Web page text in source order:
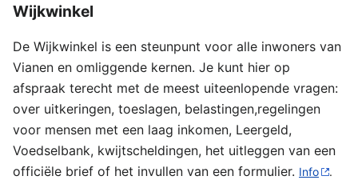
Wijkwinkel
De Wijkwinkel is een steunpunt voor alle inwoners van
Vianen en omliggende kernen. Je kunt hier op
afspraak terecht met de meest uiteenlopende vragen:
over uitkeringen, toeslagen, belastingen,regelingen
voor mensen met een laag inkomen, Leergeld,
Voedselbank, kwijtscheldingen, het uitleggen van een
officiële brief of het invullen van een formulier. Info .